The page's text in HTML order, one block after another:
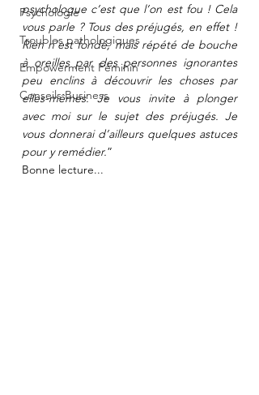
Psychologie
Troubles pathologiques
Empowerment Féminin
Conseils Business
psychologue c’est que l’on est fou ! Cela
vous parle ? Tous des préjugés, en effet !
Rien n’est fondé, mais répété de bouche
à oreilles par des personnes ignorantes
peu enclins à découvrir les choses par
elles-mêmes. Je vous invite à plonger
avec moi sur le sujet des préjugés. Je
vous donnerai d’ailleurs quelques astuces
pour y remédier.”
Bonne lecture...